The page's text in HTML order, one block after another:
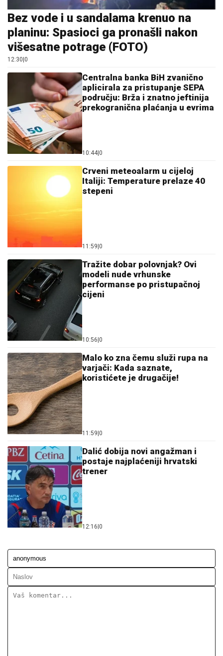
Bez vode i u sandalama krenuo na
planinu: Spasioci ga pronašli nakon
višesatne potrage (FOTO)
12:30 0
Centralna banka BiH zvanično
aplicirala za pristupanje SEPA
području: Brža i znatno jeftinija
prekogranična plaćanja u evrima
10:44 0
Crveni meteoalarm u cijeloj
Italiji: Temperature prelaze 40
stepeni
11:59 0
Tražite dobar polovnjak? Ovi
modeli nude vrhunske
performanse po pristupačnoj
cijeni
10:56 0
Malo ko zna čemu služi rupa na
varjači: Kada saznate,
koristićete je drugačije!
11:59 0
Dalić dobija novi angažman i
postaje najplaćeniji hrvatski
trener
12:16 0